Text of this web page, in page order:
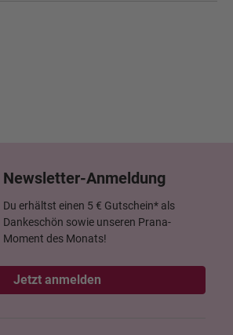
Newsletter-Anmeldung
Du erhältst einen 5 € Gutschein* als
Dankeschön sowie unseren Prana-
Moment des Monats!
Jetzt anmelden